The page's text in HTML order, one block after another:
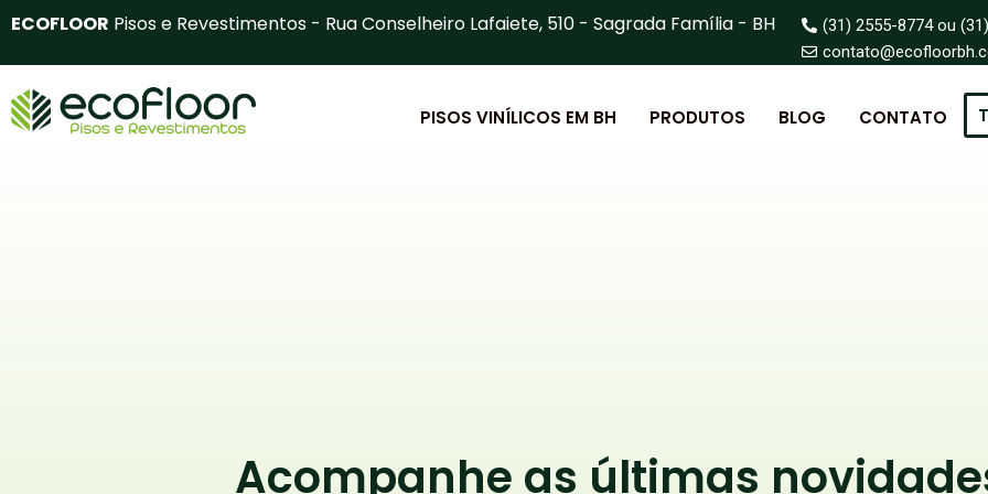
o
conteúdo
ECOFLOOR Pisos e Revestimentos - Rua Conselheiro Lafaiete, 510 - Sagrada Família - BH
(31) 2555-8774 ou
PISOS VINÍLICOS EM BH PRODUTOS BLOG CONTATO
Acompanhe as últimas